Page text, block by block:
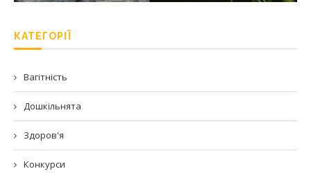
КАТЕГОРІЇ
Вагітність
Дошкільнята
Здоров'я
Конкурси